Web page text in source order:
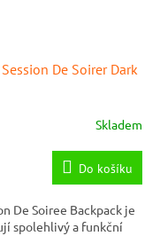
De Soirer Dark
Skladem
Do košíku
De Soiree Backpack je
spolehlivý a funkční